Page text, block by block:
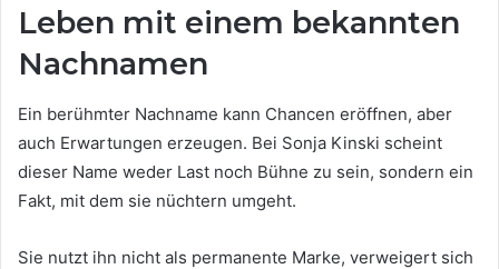
Leben mit einem bekannten
Nachnamen
Ein berühmter Nachname kann Chancen eröffnen, aber
auch Erwartungen erzeugen. Bei Sonja Kinski scheint
dieser Name weder Last noch Bühne zu sein, sondern ein
Fakt, mit dem sie nüchtern umgeht.
Sie nutzt ihn nicht als permanente Marke, verweigert sich